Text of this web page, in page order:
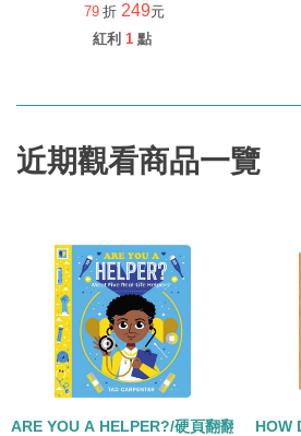
79 折 249元
紅利 1 點
近期觀看商品一覽
ARE YOU A HELPER?/硬頁翻翻書 HOW